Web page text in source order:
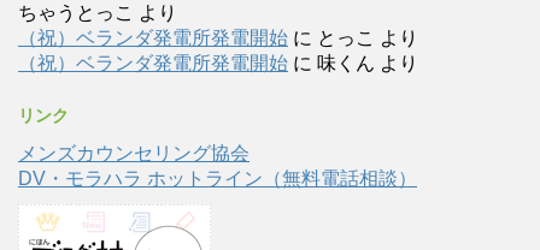
ちゃうとっこ より
（祝）ベランダ発電所発電開始 に とっこ より
（祝）ベランダ発電所発電開始 に 味くん より
リンク
メンズカウンセリング協会
DV・モラハラ ホットライン（無料電話相談）